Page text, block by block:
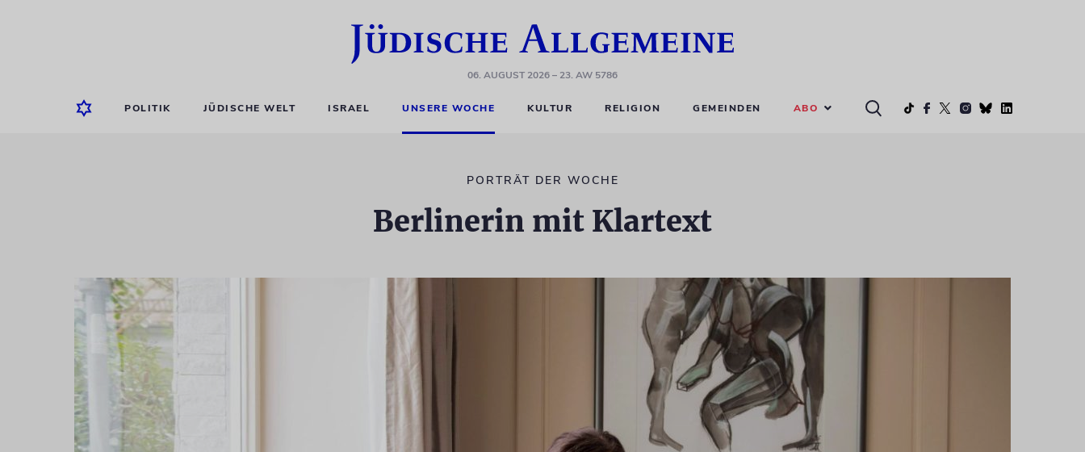
06. AUGUST 2026– 23. AW 5786
POLITIK JÜDISCHE WELT ISRAEL UNSERE WOCHE KULTUR RELIGION GEMEINDEN ABO
PORTRÄT DER WOCHE
Berlinerin mit Klartext